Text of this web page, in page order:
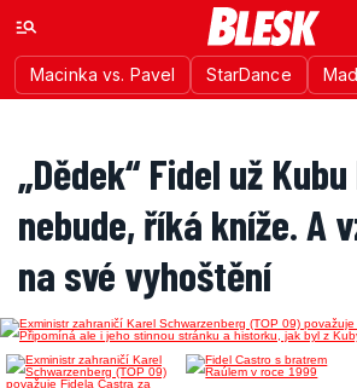
Macinka vs. Pavel StarDance
„Dědek“ Fidel už
nebude, říká kníže. A
na své vyhoštění